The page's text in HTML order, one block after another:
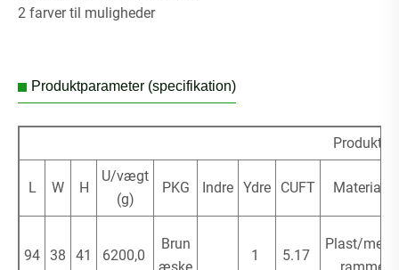
2 farver til muligheder
Produktparameter (specifikation)
L W H
U/vægt
(g)
PKG Indre Ydre CUFT Materiale
94 38 41 6200,0
Brun
1 5.17
Plast/metal